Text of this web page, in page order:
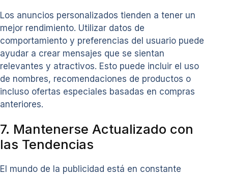
Los anuncios personalizados tienden a tener un
mejor rendimiento. Utilizar datos de
comportamiento y preferencias del usuario puede
ayudar a crear mensajes que se sientan
relevantes y atractivos. Esto puede incluir el uso
de nombres, recomendaciones de productos o
incluso ofertas especiales basadas en compras
anteriores.
7. Mantenerse Actualizado con
las Tendencias
El mundo de la publicidad está en constante